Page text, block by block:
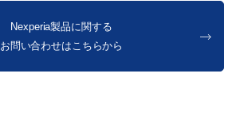
Nexperia製品に関する
お問い合わせはこちらから